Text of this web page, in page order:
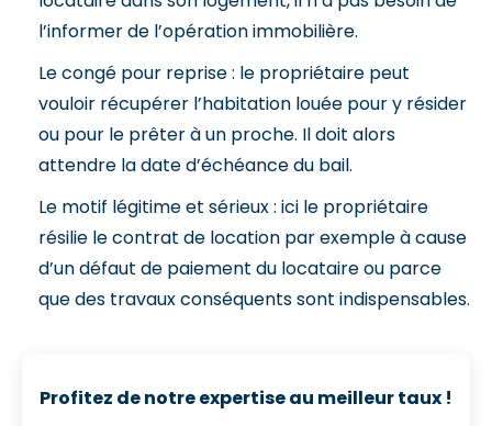
l’informer de l’opération immobilière.
Le congé pour reprise : le propriétaire peut
vouloir récupérer l’habitation louée pour y résider
ou pour le prêter à un proche. Il doit alors
attendre la date d’échéance du bail.
Le motif légitime et sérieux : ici le propriétaire
résilie le contrat de location par exemple à cause
d’un défaut de paiement du locataire ou parce
que des travaux conséquents sont indispensables.
Profitez de notre expertise au meilleur taux !